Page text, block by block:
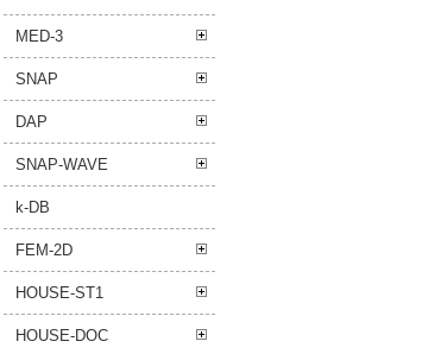
MED-3
SNAP
DAP
SNAP-WAVE
k-DB
FEM-2D
HOUSE-ST1
HOUSE-DOC